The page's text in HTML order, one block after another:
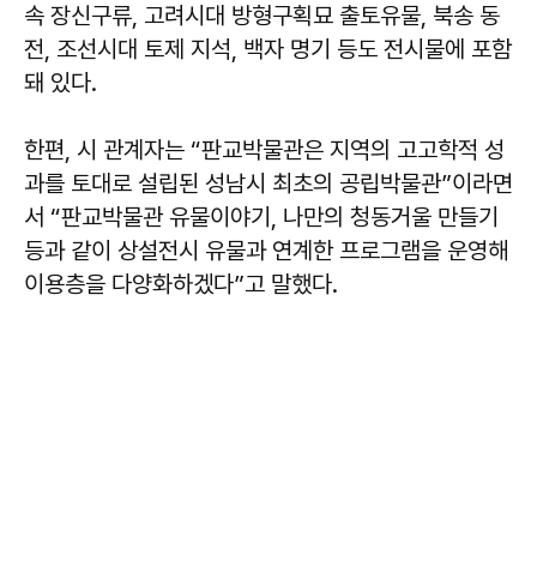
속 장신구류, 고려시대 방형구획묘 출토유물, 북송 동
전, 조선시대 토제 지석, 백자 명기 등도 전시물에 포함
돼 있다.
한편, 시 관계자는 “판교박물관은 지역의 고고학적 성
과를 토대로 설립된 성남시 최초의 공립박물관”이라면
서 “판교박물관 유물이야기, 나만의 청동거울 만들기
등과 같이 상설전시 유물과 연계한 프로그램을 운영해
이용층을 다양화하겠다”고 말했다.